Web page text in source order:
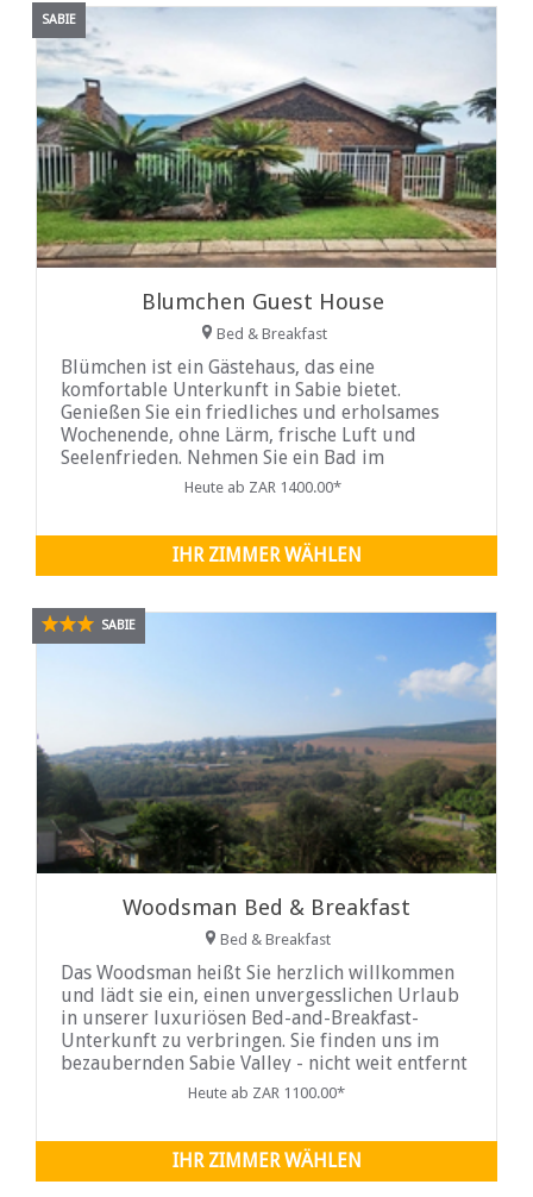
SABIE
Blumchen Guest House
Bed & Breakfast
Blümchen ist ein Gästehaus, das eine
komfortable Unterkunft in Sabie bietet.
Genießen Sie ein friedliches und erholsames
Wochenende, ohne Lärm, frische Luft und
Seelenfrieden. Nehmen Sie ein Bad im
hoteleigenen Swimmingpool oder entspannen
Heute ab ZAR 1400.00*
IHR ZIMMER WÄHLEN
SABIE
Woodsman Bed & Breakfast
Bed & Breakfast
Das Woodsman heißt Sie herzlich willkommen
und lädt sie ein, einen unvergesslichen Urlaub
in unserer luxuriösen Bed-and-Breakfast-
Unterkunft zu verbringen. Sie finden uns im
bezaubernden Sabie Valley - nicht weit entfernt
Heute ab ZAR 1100.00*
IHR ZIMMER WÄHLEN